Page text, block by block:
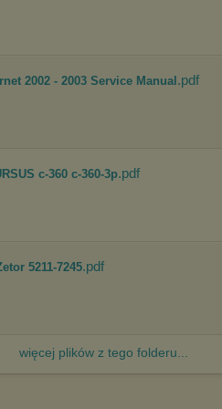
2002 - 2003 Service Manual .pdf
c-360 c-360-3p.pdf
5211-7245.pdf
więcej plików z tego folderu...